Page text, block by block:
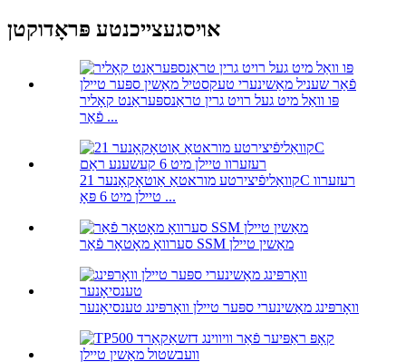
אויסגעצייכנטע פּראָדוקטן
פּו וואַל מיט געל רויט גרין טראַנספּעראַנט קאָליר
פֿאַר ...
קוואַליפֿיצירטע מוראטאַ אַוטאָקאָנער 21C רעזערוו
טיילן מיט 6 פּאָ ...
סערוואָ מאָטאָר פֿאַר SSM מאַשין טיילן
וואָרפּינג מאַשינערי ספּער טיילן וואָרפּינג טענסיאָנער